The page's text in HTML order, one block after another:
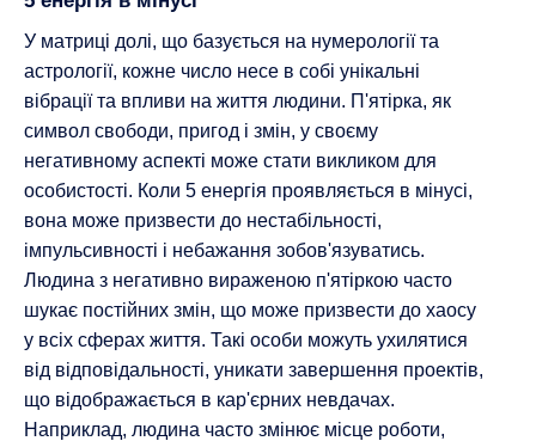
У матриці долі, що базується на нумерології та
астрології, кожне число несе в собі унікальні
вібрації та впливи на життя людини. П'ятірка, як
символ свободи, пригод і змін, у своєму
негативному аспекті може стати викликом для
особистості. Коли 5 енергія проявляється в мінусі,
вона може призвести до нестабільності,
імпульсивності і небажання зобов'язуватись.
Людина з негативно вираженою п'ятіркою часто
шукає постійних змін, що може призвести до хаосу
у всіх сферах життя. Такі особи можуть ухилятися
від відповідальності, уникати завершення проектів,
що відображається в кар'єрних невдачах.
Наприклад, людина часто змінює місце роботи,